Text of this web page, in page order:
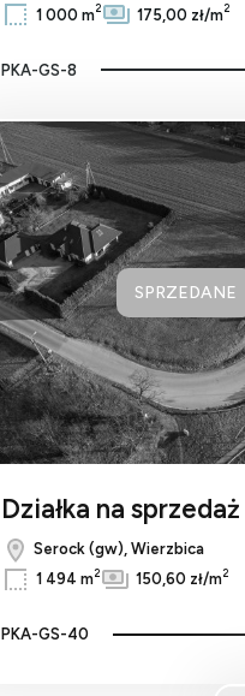
1 000 m2 175,00 zł/m2
PKA-GS-8
SPRZEDANE
Działka na sprzedaż
Serock (gw), Wierzbica
1 494 m2 150,60 zł/m2
PKA-GS-40